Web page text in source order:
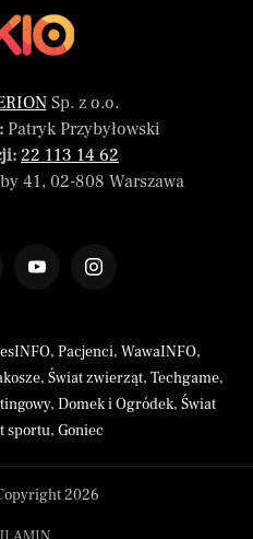
Sp. z o.o.
Patryk Przybyłowski
22 113 14 62
41, 02-808 Warszawa
, Pacjenci, WawaINFO,
, Świat zwierząt, Techgame,
, Domek i Ogródek, Świat
sportu, Goniec
2026